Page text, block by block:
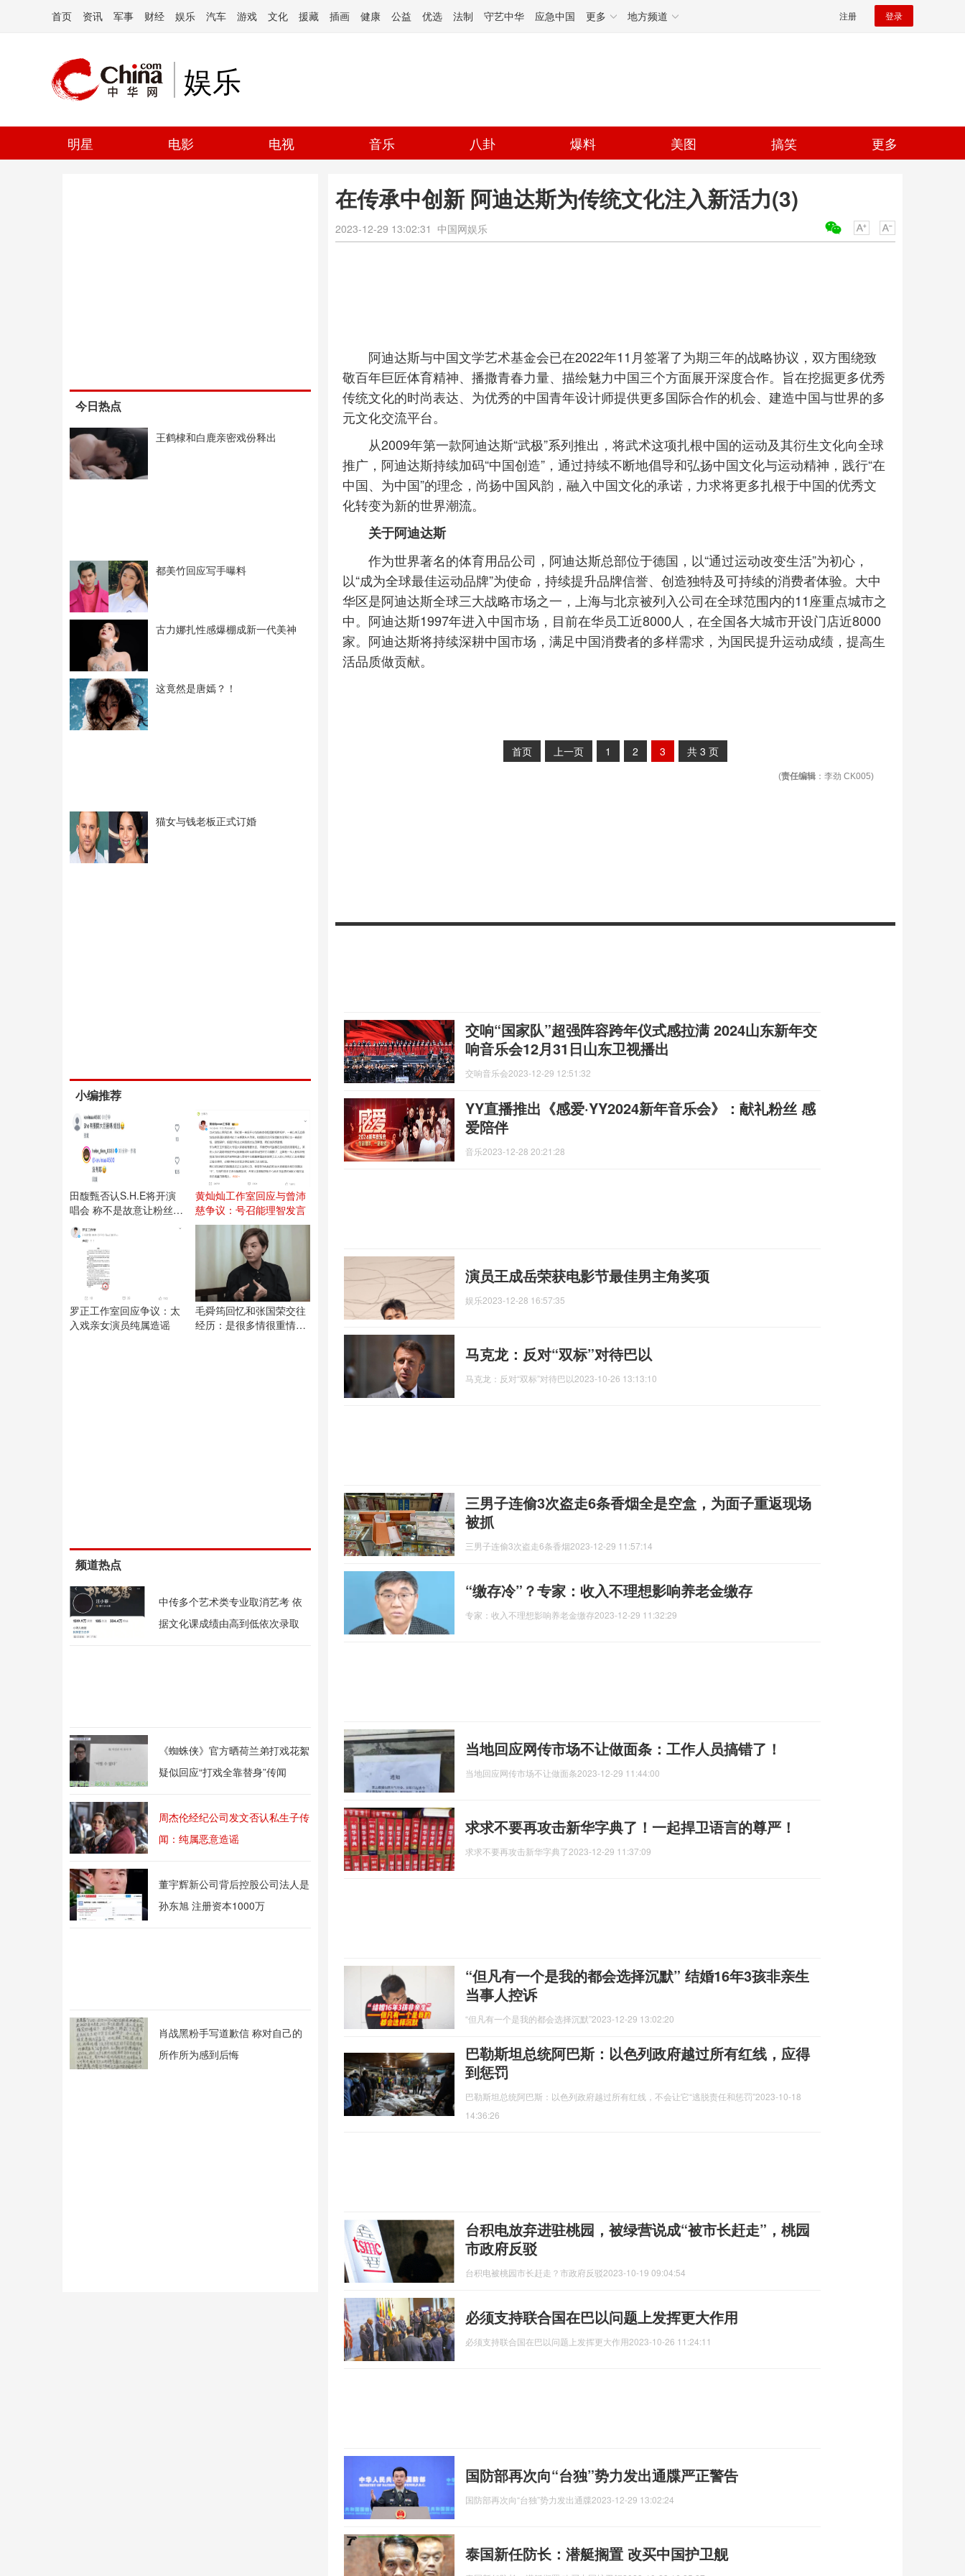
首页 资讯 军事 财经 娱乐 汽车 游戏 文化 援藏 插画 健康 公益 优选 法制 守艺中华 应急中国 更多 地方频道 注册 登录
娱乐
明星 电影 电视 音乐 八卦 爆料 美图 搞笑 更多
今日热点
王鹤棣和白鹿亲密戏份释出
都美竹回应写手曝料
古力娜扎性感爆棚成新一代美神
这竟然是唐嫣？！
猫女与钱老板正式订婚
小编推荐
田馥甄否认S.H.E将开演
唱会 称不是故意让粉丝失
望
黄灿灿工作室回应与曾沛
慈争议：号召能理智发言
罗正工作室回应争议：太
入戏亲女演员纯属造谣
毛舜筠回忆和张国荣交往
经历：是很多情很重情的
频道热点
中传多个艺术类专业取消艺考 依
据文化课成绩由高到低依次录取
《蜘蛛侠》官方晒荷兰弟打戏花絮
疑似回应“打戏全靠替身”传闻
周杰伦经纪公司发文否认私生子传
闻：纯属恶意造谣
董宇辉新公司背后控股公司法人是
孙东旭 注册资本1000万
肖战黑粉手写道歉信 称对自己的
所作所为感到后悔
在传承中创新 阿迪达斯为传统文化注入新活力(3)
2023-12-29 13:02:31 中国网娱乐
阿迪达斯与中国文学艺术基金会已在2022年11月签署了为期三年的战略协议，双方围绕致
敬百年巨匠体育精神、播撒青春力量、描绘魅力中国三个方面展开深度合作。旨在挖掘更多优秀
传统文化的时尚表达、为优秀的中国青年设计师提供更多国际合作的机会、建造中国与世界的多
元文化交流平台。
从2009年第一款阿迪达斯“武极”系列推出，将武术这项扎根中国的运动及其衍生文化向全球
推广，阿迪达斯持续加码“中国创造”，通过持续不断地倡导和弘扬中国文化与运动精神，践行“在
中国、为中国”的理念，尚扬中国风韵，融入中国文化的承诺，力求将更多扎根于中国的优秀文
化转变为新的世界潮流。
关于阿迪达斯
作为世界著名的体育用品公司，阿迪达斯总部位于德国，以“通过运动改变生活”为初心，
以“成为全球最佳运动品牌”为使命，持续提升品牌信誉、创造独特及可持续的消费者体验。大中
华区是阿迪达斯全球三大战略市场之一，上海与北京被列入公司在全球范围内的11座重点城市之
中。阿迪达斯1997年进入中国市场，目前在华员工近8000人，在全国各大城市开设门店近8000
家。阿迪达斯将持续深耕中国市场，满足中国消费者的多样需求，为国民提升运动成绩，提高生
活品质做贡献。
首页 上一页 1 2 3 共 3 页
(责任编辑 ：李劲 CK005)
交响“国家队”超强阵容跨年仪式感拉满 2024山东新年交
响音乐会12月31日山东卫视播出
交响音乐会2023-12-29 12:51:32
YY直播推出《感爱·YY2024新年音乐会》：献礼粉丝 感
爱陪伴
音乐2023-12-28 20:21:28
演员王成岳荣获电影节最佳男主角奖项
娱乐2023-12-28 16:57:35
马克龙：反对“双标”对待巴以
马克龙：反对“双标”对待巴以2023-10-26 13:13:10
三男子连偷3次盗走6条香烟全是空盒，为面子重返现场
被抓
三男子连偷3次盗走6条香烟2023-12-29 11:57:14
“缴存冷”？专家：收入不理想影响养老金缴存
专家：收入不理想影响养老金缴存2023-12-29 11:32:29
当地回应网传市场不让做面条：工作人员搞错了！
当地回应网传市场不让做面条2023-12-29 11:44:00
求求不要再攻击新华字典了！一起捍卫语言的尊严！
求求不要再攻击新华字典了2023-12-29 11:37:09
“但凡有一个是我的都会选择沉默” 结婚16年3孩非亲生
当事人控诉
“但凡有一个是我的都会选择沉默”2023-12-29 13:02:20
巴勒斯坦总统阿巴斯：以色列政府越过所有红线，应得
到惩罚
​巴勒斯坦总统阿巴斯：以色列政府越过所有红线，不会让它“逃脱责任和惩罚”2023-10-18
14:36:26
台积电放弃进驻桃园，被绿营说成“被市长赶走”，桃园
市政府反驳
台积电被桃园市长赶走？市政府反驳2023-10-19 09:04:54
必须支持联合国在巴以问题上发挥更大作用
必须支持联合国在巴以问题上发挥更大作用2023-10-26 11:24:11
国防部再次向“台独”势力发出通牒严正警告
国防部再次向“台独”势力发出通牒2023-12-29 13:02:24
泰国新任防长：潜艇搁置 改买中国护卫舰